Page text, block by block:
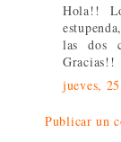
Hola!!
las dos
Gracias!!
jueves,
Publicar un